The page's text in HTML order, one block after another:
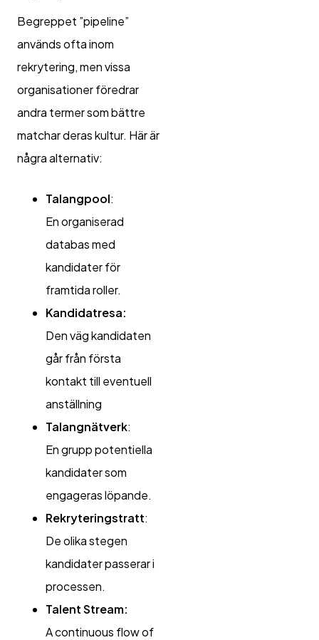
Begreppet ”pipeline”
används ofta inom
rekrytering, men vissa
organisationer föredrar
andra termer som bättre
matchar deras kultur. Här är
några alternativ:
Talangpool:
En organiserad
databas med
kandidater för
framtida roller.
Kandidatresa:
Den väg kandidaten
går från första
kontakt till eventuell
anställning
Talangnätverk:
En grupp potentiella
kandidater som
engageras löpande.
Rekryteringstratt:
De olika stegen
kandidater passerar i
processen.
Talent Stream:
A continuous flow of